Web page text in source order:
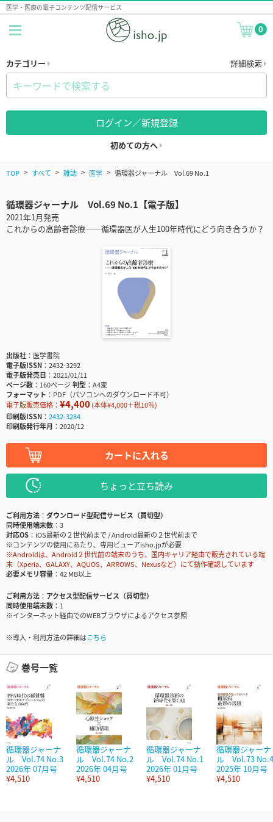
医学・医療の電子コンテンツ配信サービス
0
カテゴリー 詳細検索
ログイン／新規登録
初めての方へ
TOP すべて 雑誌 医学 循環器ジャーナル Vol.69 No.1
循環器ジャーナル Vol.69 No.1【電子版】
2021年1月発売
これからの高齢者診療——循環器医が人生100年時代にどう向き合うか？
出版社
医学書院
電子版ISSN
2432-3292
電子版発売日
2021/01/11
ページ数
160ページ判型
A4変
フォーマット
PDF（パソコンへのダウンロード不可）
電子版販売価格： ¥4,400(本体¥4,000＋税10％)
印刷版ISSN
2432-3284
印刷版発行年月
2020/12
カートに入れる
ちょっと立ち読み
ご利用方法
ダウンロード型配信サービス（買切型）
同時使用端末数
3
対応OS
iOS最新の２世代前まで / Android最新の２世代前まで
※コンテンツの使用にあたり、専用ビューアisho.jpが必要
※Androidは、Android２世代前の端末のうち、国内キャリア経由で販売されている端
末（Xperia、GALAXY、AQUOS、ARROWS、Nexusなど）にて動作確認しています
必要メモリ容量
42 MB以上
ご利用方法
アクセス型配信サービス（買切型）
同時使用端末数
1
※インターネット経由でのWEBブラウザによるアクセス参照
※導入・利用方法の詳細はこちら
巻号一覧
循環器ジャーナ
ル Vol.74 No.3
2026年 07月号
¥4,510
循環器ジャーナ
ル Vol.74 No.2
2026年 04月号
¥4,510
循環器ジャーナ
ル Vol.74 No.1
2026年 01月号
¥4,510
循環器ジャーナ
ル Vol.73 No.4
2025年 10月号
¥4,510